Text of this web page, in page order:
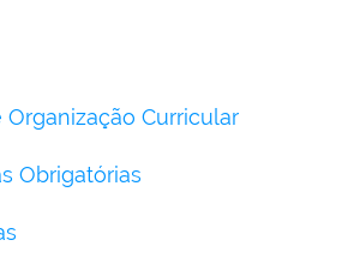
Organização Curricular
Obrigatórias